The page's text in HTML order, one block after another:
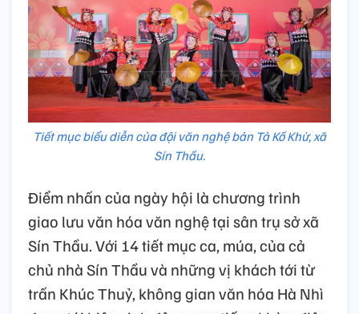
Tiết mục biểu diễn của đội văn nghệ bản Tả Kố Khừ, xã
Sín Thầu.
Điểm nhấn của ngày hội là chương trình
giao lưu văn hóa văn nghệ tại sân trụ sở xã
Sín Thầu. Với 14 tiết mục ca, múa, của cả
chủ nhà Sín Thầu và những vị khách tới từ
trấn Khúc Thuỷ, không gian văn hóa Hà Nhì